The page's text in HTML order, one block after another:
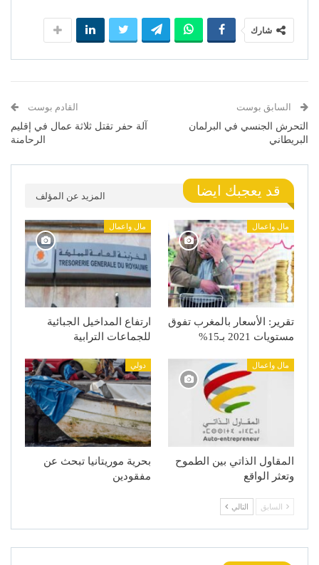
شارك
السابق بوست
التحرش الجنسي في البرلمان
البريطاني
القادم بوست
آلة حفر تقتل ثلاثة عمال في إقليم
الرحامنة
قد يعجبك ايضا المزيد عن المؤلف
مال واعمال
تقرير: الأسعار بالمغرب تفوق
مستويات 2021 بـ15%
مال واعمال
ارتفاع المداخيل الجبائية
للجماعات الترابية
مال واعمال
المقاول الذاتي بين الطموح
وتعثر الواقع
دولي
بحرية موريتانيا تبحث عن
مفقودين
السابق التالي